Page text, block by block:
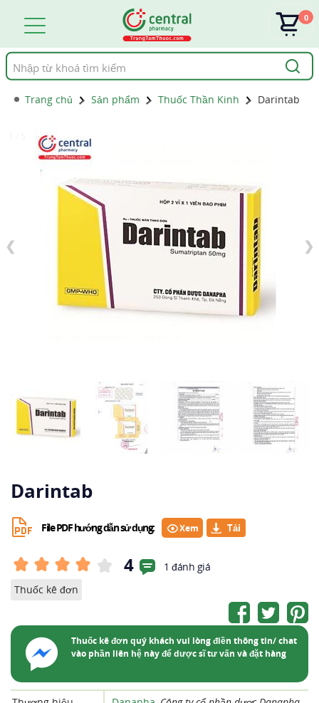
Tìm
kiếm
0
Trang chủ Sản phẩm Thuốc Thần Kinh Darintab
❮ ❯
Darintab
File PDF hướng dẫn sử dụng: Xem
4
1 đánh giá
Thuốc kê đơn
Thuốc kê đơn quý khách vui lòng điền thông tin/ chat
vào phần liên hệ này để dược sĩ tư vấn và đặt hàng